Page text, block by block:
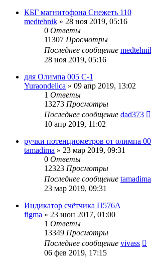
КБГ магнитофона Снежеть 110
medtehnik » 28 ноя 2019, 05:16
0 Ответы
11307 Просмотры
Последнее сообщение
28 ноя 2019, 05:16
для Олимпа 005 С-1
Yuraondelica » 09 апр 2019, 13:02
1 Ответы
13273 Просмотры
Последнее сообщение dad373
10 апр 2019, 11:02
ручки потенциометров от олимпа
tamadima » 23 мар 2019, 09:31
0 Ответы
12323 Просмотры
Последнее сообщение tamadima
23 мар 2019, 09:31
Индикатор счётчика П576А
figma » 23 июн 2017, 01:00
1 Ответы
13349 Просмотры
Последнее сообщение vivass
06 фев 2019, 17:15